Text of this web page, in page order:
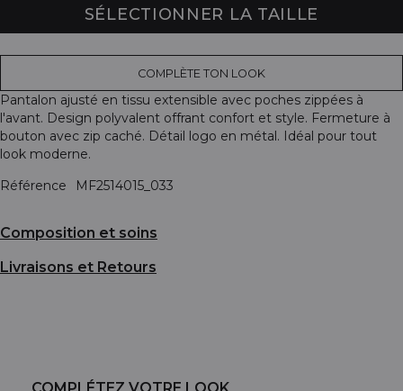
SÉLECTIONNER LA TAILLE
COMPLÈTE TON LOOK
Pantalon ajusté en tissu extensible avec poches zippées à
l'avant. Design polyvalent offrant confort et style. Fermeture à
bouton avec zip caché. Détail logo en métal. Idéal pour tout
look moderne.
Référence
MF2514015_033
Composition et soins
Livraisons et Retours